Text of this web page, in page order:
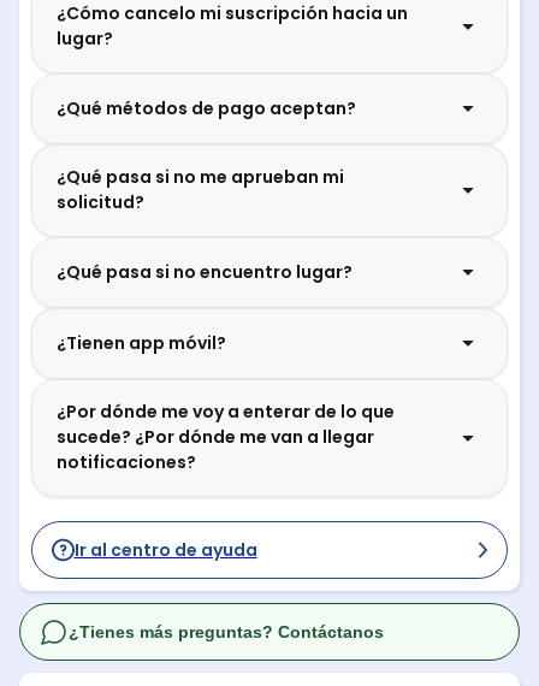
¿Cómo cancelo mi suscripción hacia un
lugar?
¿Qué métodos de pago aceptan?
¿Qué pasa si no me aprueban mi
solicitud?
¿Qué pasa si no encuentro lugar?
¿Tienen app móvil?
¿Por dónde me voy a enterar de lo que
sucede? ¿Por dónde me van a llegar
notificaciones?
Ir al centro de ayuda
¿Tienes más preguntas? Contáctanos